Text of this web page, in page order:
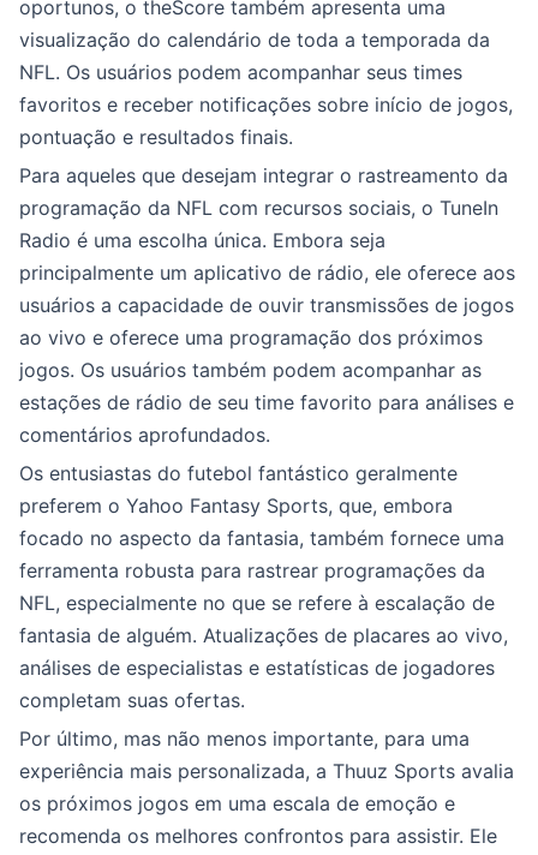
oportunos, o theScore também apresenta uma
visualização do calendário de toda a temporada da
NFL. Os usuários podem acompanhar seus times
favoritos e receber notificações sobre início de jogos,
pontuação e resultados finais.
Para aqueles que desejam integrar o rastreamento da
programação da NFL com recursos sociais, o TuneIn
Radio é uma escolha única. Embora seja
principalmente um aplicativo de rádio, ele oferece aos
usuários a capacidade de ouvir transmissões de jogos
ao vivo e oferece uma programação dos próximos
jogos. Os usuários também podem acompanhar as
estações de rádio de seu time favorito para análises e
comentários aprofundados.
Os entusiastas do futebol fantástico geralmente
preferem o Yahoo Fantasy Sports, que, embora
focado no aspecto da fantasia, também fornece uma
ferramenta robusta para rastrear programações da
NFL, especialmente no que se refere à escalação de
fantasia de alguém. Atualizações de placares ao vivo,
análises de especialistas e estatísticas de jogadores
completam suas ofertas.
Por último, mas não menos importante, para uma
experiência mais personalizada, a Thuuz Sports avalia
os próximos jogos em uma escala de emoção e
recomenda os melhores confrontos para assistir. Ele